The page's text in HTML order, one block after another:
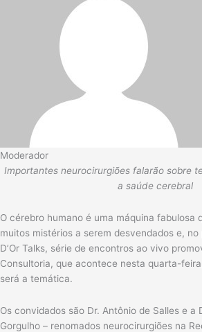
Moderador
Importantes neurocirurgiões falarão sobre
a saúde cerebral
O cérebro humano é uma máquina fabulosa
muitos mistérios a serem desvendados e, no
D’Or Talks, série de encontros ao vivo
Consultoria, que acontece nesta quarta-
será a temática.
Os convidados são Dr. Antônio de Salles e a
Gorgulho – renomados neurocirurgiões na